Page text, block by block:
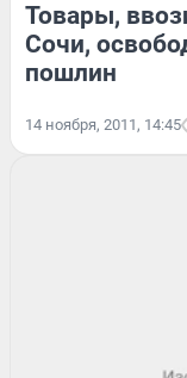
Товары,
Сочи,
пошлин
14 ноября, 2011, 14:45